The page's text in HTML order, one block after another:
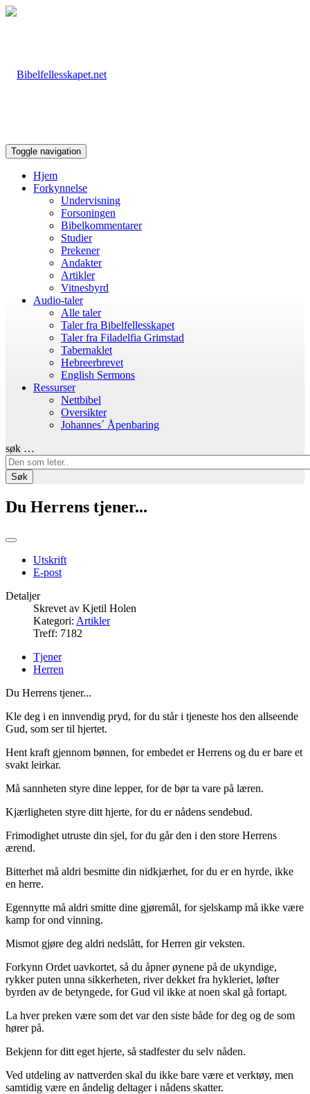
Toggle navigation
Hjem
Forkynnelse
Undervisning
Forsoningen
Bibelkommentarer
Studier
Prekener
Andakter
Artikler
Vitnesbyrd
Audio-taler
Alle taler
Taler fra Bibelfellesskapet
Taler fra Filadelfia Grimstad
Tabernaklet
Hebreerbrevet
English Sermons
Ressurser
Nettbibel
Oversikter
Johannes´ Åpenbaring
søk …
Søk
Du Herrens tjener...
Utskrift
E-post
Detaljer
Skrevet av Kjetil Holen
Kategori: Artikler
Treff: 7182
Tjener
Herren
Du Herrens tjener...
Kle deg i en innvendig pryd, for du står i tjeneste hos den allseende
Gud, som ser til hjertet.
Hent kraft gjennom bønnen, for embedet er Herrens og du er bare et
svakt leirkar.
Må sannheten styre dine lepper, for de bør ta vare på læren.
Kjærligheten styre ditt hjerte, for du er nådens sendebud.
Frimodighet utruste din sjel, for du går den i den store Herrens
ærend.
Bitterhet må aldri besmitte din nidkjærhet, for du er en hyrde, ikke
en herre.
Egennytte må aldri smitte dine gjøremål, for sjelskamp må ikke være
kamp for ond vinning.
Mismot gjøre deg aldri nedslått, for Herren gir veksten.
Forkynn Ordet uavkortet, så du åpner øynene på de ukyndige,
rykker puten unna sikkerheten, river dekket fra hykleriet, løfter
byrden av de betyngede, for Gud vil ikke at noen skal gå fortapt.
La hver preken være som det var den siste både for deg og de som
hører på.
Bekjenn for ditt eget hjerte, så stadfester du selv nåden.
Ved utdeling av nattverden skal du ikke bare være et verktøy, men
samtidig være en åndelig deltager i nådens skatter.